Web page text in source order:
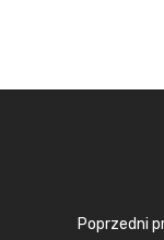
Poprzedni